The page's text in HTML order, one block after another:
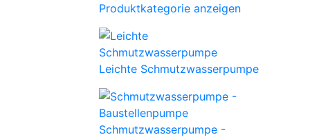
Produktkategorie anzeigen
Leichte Schmutzwasserpumpe
Schmutzwasserpumpe -